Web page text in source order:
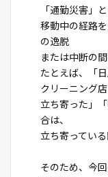
「通勤災害」
移動中の経路
の逸脱
または中断の
たとえば、「
クリーニング
立ち寄った」
合は、
立ち寄ってい
そのため、今